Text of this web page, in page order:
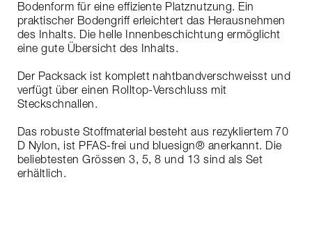
Bodenform für eine effiziente Platznutzung. Ein
praktischer Bodengriff erleichtert das Herausnehmen
des Inhalts. Die helle Innenbeschichtung ermöglicht
eine gute Übersicht des Inhalts.
Der Packsack ist komplett nahtbandverschweisst und
verfügt über einen Rolltop-Verschluss mit
Steckschnallen.
Das robuste Stoffmaterial besteht aus rezykliertem 70
D Nylon, ist PFAS-frei und bluesign® anerkannt. Die
beliebtesten Grössen 3, 5, 8 und 13 sind als Set
erhältlich.